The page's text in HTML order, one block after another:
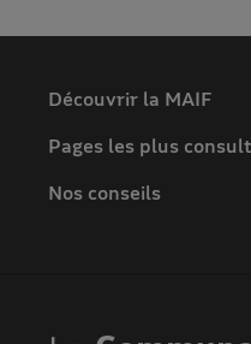
Découvrir la MAIF
Pages les plus
Nos conseils